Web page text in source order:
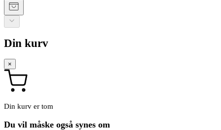
Din kurv
×
Din kurv er tom
Du vil måske også synes om